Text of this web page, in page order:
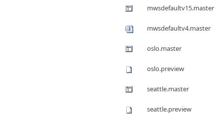
mwsdefaultv15.master
mwsdefaultv4.master
oslo.master
oslo.preview
seattle.master
seattle.preview